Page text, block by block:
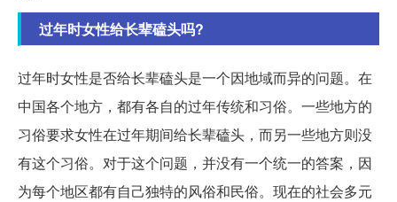
过年时女性给长辈磕头吗?
过年时女性是否给长辈磕头是一个因地域而异的问题。在
中国各个地方，都有各自的过年传统和习俗。一些地方的
习俗要求女性在过年期间给长辈磕头，而另一些地方则没
有这个习俗。对于这个问题，并没有一个统一的答案，因
为每个地区都有自己独特的风俗和民俗。现在的社会多元